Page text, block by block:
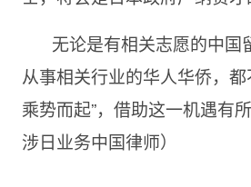
无论是有相关志愿的中国
从事相关行业的华人华侨，都
乘势而起”，借助这一机遇有
涉日业务中国律师）